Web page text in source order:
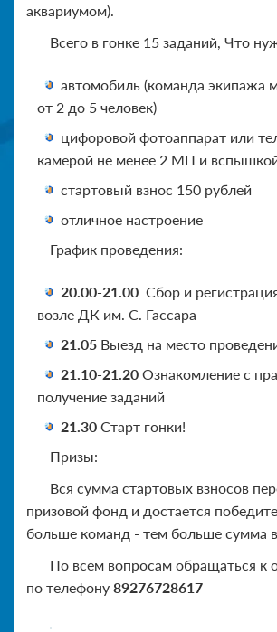
аквариумом).
Всего в гонке 15 заданий, Что
автомобиль (команда экипажа
от 2 до 5 человек)
цифоровой фотоаппарат или
камерой не менее 2 МП и
стартовый взнос 150 рублей
отличное настроение
График проведения:
20.00-21.00 Сбор и
возле ДК им. С. Гассара
21.05 Выезд на место
21.10-21.20 Ознакомление с
получение заданий
21.30 Старт гонки!
Призы:
Вся сумма стартовых взносов
призовой фонд и достается
больше команд - тем больше сумма
По всем вопросам обращаться к
по телефону 89276728617